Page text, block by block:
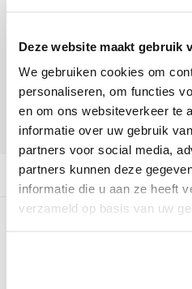
Deze website maakt gebruik
We gebruiken cookies om
personaliseren, om functies
en om ons websiteverkeer te
informatie over uw gebruik
partners voor social media,
partners kunnen deze
informatie die u aan ze heeft
verzameld op basis van uw
DIRECT LEVERBAAR
DELEN:
Productomschrijving